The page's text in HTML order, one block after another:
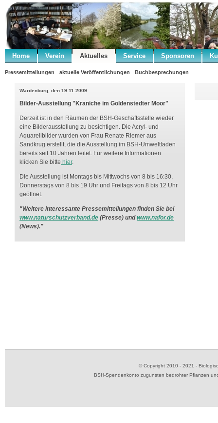
Home Verein Aktuelles Service Sponsoren
Pressemitteilungen aktuelle Veröffentlichungen Buchbesprechungen
Wardenburg, den 19.11.2009
Bilder-Ausstellung "Kraniche im Goldenstedter Moor"
Derzeit ist in den Räumen der BSH-Geschäftsstelle wieder
eine Bilderausstellung zu besichtigen. Die Acryl- und
Aquarellbilder wurden von Frau Renate Riemer aus
Sandkrug erstellt, die die Ausstellung im BSH-Umweltladen
bereits seit 10 Jahren leitet. Für weitere Informationen
klicken Sie bitte hier.
Die Ausstellung ist Montags bis Mittwochs von 8 bis 16:30,
Donnerstags von 8 bis 19 Uhr und Freitags von 8 bis 12 Uhr
geöffnet.
"Weitere interessante Pressemitteilungen finden Sie bei
www.naturschutzverband.de (Presse) undwww.nafor.de
(News)."
© Copyright 2010 - 2021 -
BSH-Spendenkonto zugunsten bedrohter Pflanzen